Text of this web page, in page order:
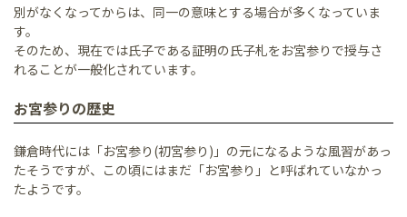
別がなくなってからは、同一の意味とする場合が多くなっていま
す。
そのため、現在では氏子である証明の氏子札をお宮参りで授与さ
れることが一般化されています。
お宮参りの歴史
鎌倉時代には「お宮参り(初宮参り)」の元になるような風習があっ
たそうですが、この頃にはまだ「お宮参り」と呼ばれていなかっ
たようです。